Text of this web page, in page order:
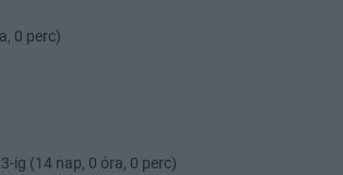
0 perc)
ig (14 nap, 0 óra, 0 perc)